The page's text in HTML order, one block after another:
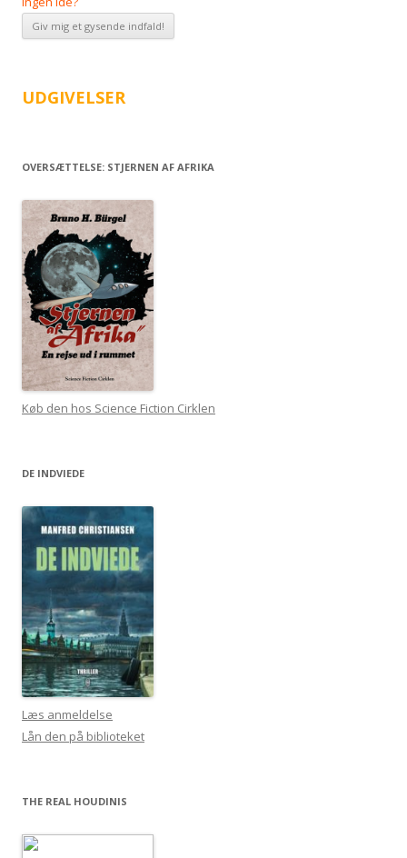
UDGIVELSER
OVERSÆTTELSE: STJERNEN AF AFRIKA
Køb den hos Science Fiction Cirklen
DE INDVIEDE
Læs anmeldelse
Lån den på biblioteket
THE REAL HOUDINIS